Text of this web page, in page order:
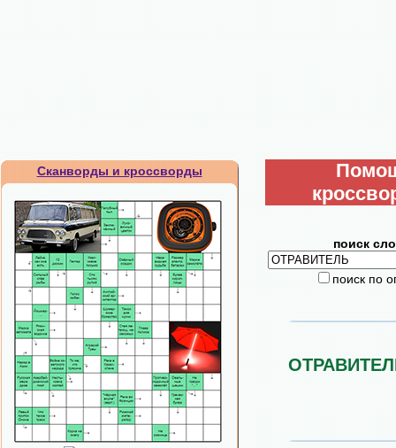
Сканворды и кроссворды
поиск
поиск по